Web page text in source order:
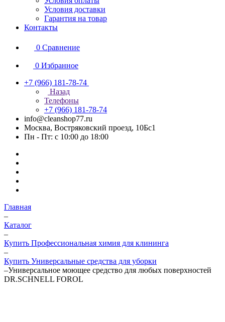
Условия доставки
Гарантия на товар
Контакты
0 Сравнение
0 Избранное
+7 (966) 181-78-74
Назад
Телефоны
+7 (966) 181-78-74
info@cleanshop77.ru
Москва, Востряковский проезд, 10Бс1
Пн - Пт: с 10:00 до 18:00
Главная
–
Каталог
–
Купить Профессиональная химия для клининга
–
Купить Универсальные средства для уборки
–Универсальное моющее средство для любых поверхностей
DR.SCHNELL FOROL